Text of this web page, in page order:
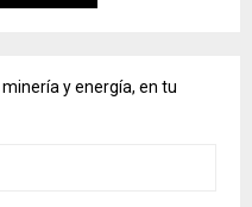
y energía, en tu